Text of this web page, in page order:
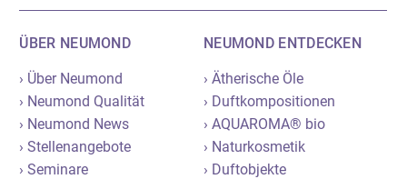
ÜBER NEUMOND
› Über Neumond
› Neumond Qualität
› Neumond News
› Stellenangebote
› Seminare
NEUMOND ENTDECKEN
› Ätherische Öle
› Duftkompositionen
› AQUAROMA® bio
› Naturkosmetik
› Duftobjekte